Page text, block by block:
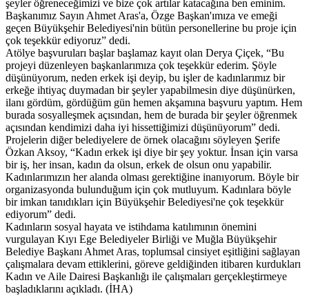
şeyler öğreneceğimizi ve bize çok artılar katacağına ben eminim.
Başkanımız Sayın Ahmet Aras'a, Özge Başkan'ımıza ve emeği
geçen Büyükşehir Belediyesi'nin bütün personellerine bu proje için
çok teşekkür ediyoruz” dedi.
Atölye başvuruları başlar başlamaz kayıt olan Derya Çiçek, “Bu
projeyi düzenleyen başkanlarımıza çok teşekkür ederim. Şöyle
düşünüyorum, neden erkek işi deyip, bu işler de kadınlarımız bir
erkeğe ihtiyaç duymadan bir şeyler yapabilmesin diye düşünürken,
ilanı gördüm, gördüğüm gün hemen akşamına başvuru yaptım. Hem
burada sosyalleşmek açısından, hem de burada bir şeyler öğrenmek
açısından kendimizi daha iyi hissettiğimizi düşünüyorum” dedi.
Projelerin diğer belediyelere de örnek olacağını söyleyen Şerife
Özkan Aksoy, “Kadın erkek işi diye bir şey yoktur. İnsan için varsa
bir iş, her insan, kadın da olsun, erkek de olsun onu yapabilir.
Kadınlarımızın her alanda olması gerektiğine inanıyorum. Böyle bir
organizasyonda bulunduğum için çok mutluyum. Kadınlara böyle
bir imkan tanıdıkları için Büyükşehir Belediyesi'ne çok teşekkür
ediyorum” dedi.
Kadınların sosyal hayata ve istihdama katılımının önemini
vurgulayan Kıyı Ege Belediyeler Birliği ve Muğla Büyükşehir
Belediye Başkanı Ahmet Aras, toplumsal cinsiyet eşitliğini sağlayan
çalışmalara devam ettiklerini, göreve geldiğinden itibaren kurdukları
Kadın ve Aile Dairesi Başkanlığı ile çalışmaları gerçekleştirmeye
başladıklarını açıkladı. (İHA)